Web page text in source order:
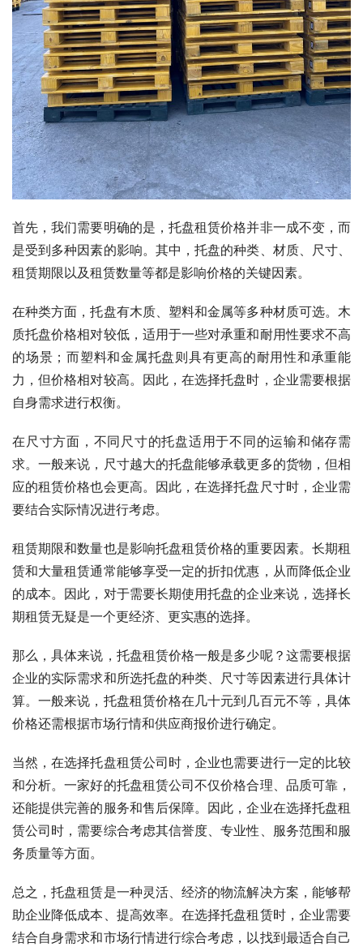
首先，我们需要明确的是，托盘租赁价格并非一成不变，而
是受到多种因素的影响。其中，托盘的种类、材质、尺寸、
租赁期限以及租赁数量等都是影响价格的关键因素。
在种类方面，托盘有木质、塑料和金属等多种材质可选。木
质托盘价格相对较低，适用于一些对承重和耐用性要求不高
的场景；而塑料和金属托盘则具有更高的耐用性和承重能
力，但价格相对较高。因此，在选择托盘时，企业需要根据
自身需求进行权衡。
在尺寸方面，不同尺寸的托盘适用于不同的运输和储存需
求。一般来说，尺寸越大的托盘能够承载更多的货物，但相
应的租赁价格也会更高。因此，在选择托盘尺寸时，企业需
要结合实际情况进行考虑。
租赁期限和数量也是影响托盘租赁价格的重要因素。长期租
赁和大量租赁通常能够享受一定的折扣优惠，从而降低企业
的成本。因此，对于需要长期使用托盘的企业来说，选择长
期租赁无疑是一个更经济、更实惠的选择。
那么，具体来说，托盘租赁价格一般是多少呢？这需要根据
企业的实际需求和所选托盘的种类、尺寸等因素进行具体计
算。一般来说，托盘租赁价格在几十元到几百元不等，具体
价格还需根据市场行情和供应商报价进行确定。
当然，在选择托盘租赁公司时，企业也需要进行一定的比较
和分析。一家好的托盘租赁公司不仅价格合理、品质可靠，
还能提供完善的服务和售后保障。因此，企业在选择托盘租
赁公司时，需要综合考虑其信誉度、专业性、服务范围和服
务质量等方面。
总之，托盘租赁是一种灵活、经济的物流解决方案，能够帮
助企业降低成本、提高效率。在选择托盘租赁时，企业需要
结合自身需求和市场行情进行综合考虑，以找到最适合自己